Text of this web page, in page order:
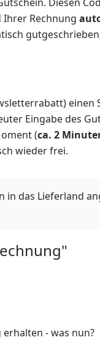
Rechnung
Eingabe des
(ca. 2
wieder frei.
das Lieferland
- was nun?